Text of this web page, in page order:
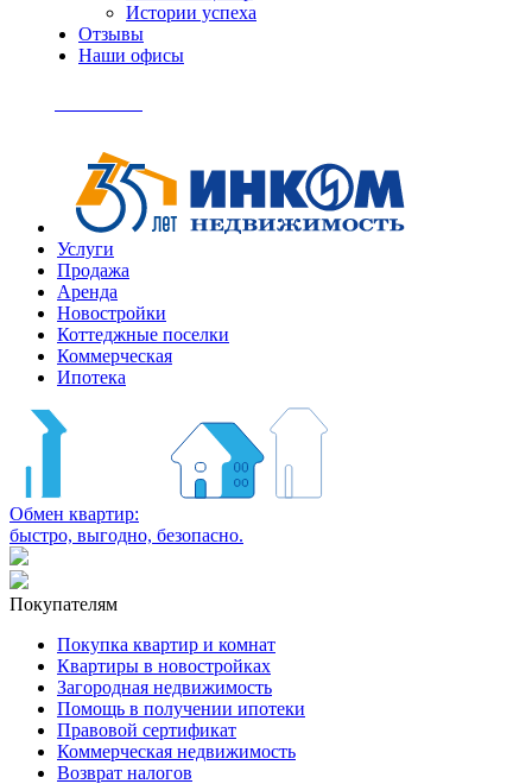
Истории успеха
Отзывы
Наши офисы
Услуги
Продажа
Аренда
Новостройки
Коттеджные поселки
Коммерческая
Ипотека
Обмен квартир:
быстро, выгодно, безопасно.
Покупателям
Покупка квартир и комнат
Квартиры в новостройках
Загородная недвижимость
Помощь в получении ипотеки
Правовой сертификат
Коммерческая недвижимость
Возврат налогов